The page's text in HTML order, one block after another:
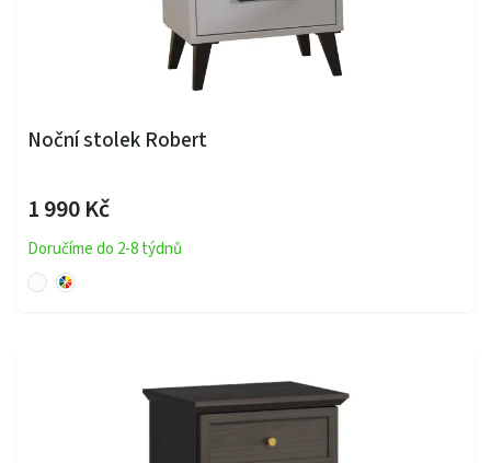
Noční stolek Robert
1 990 Kč
Doručíme do 2-8 týdnů